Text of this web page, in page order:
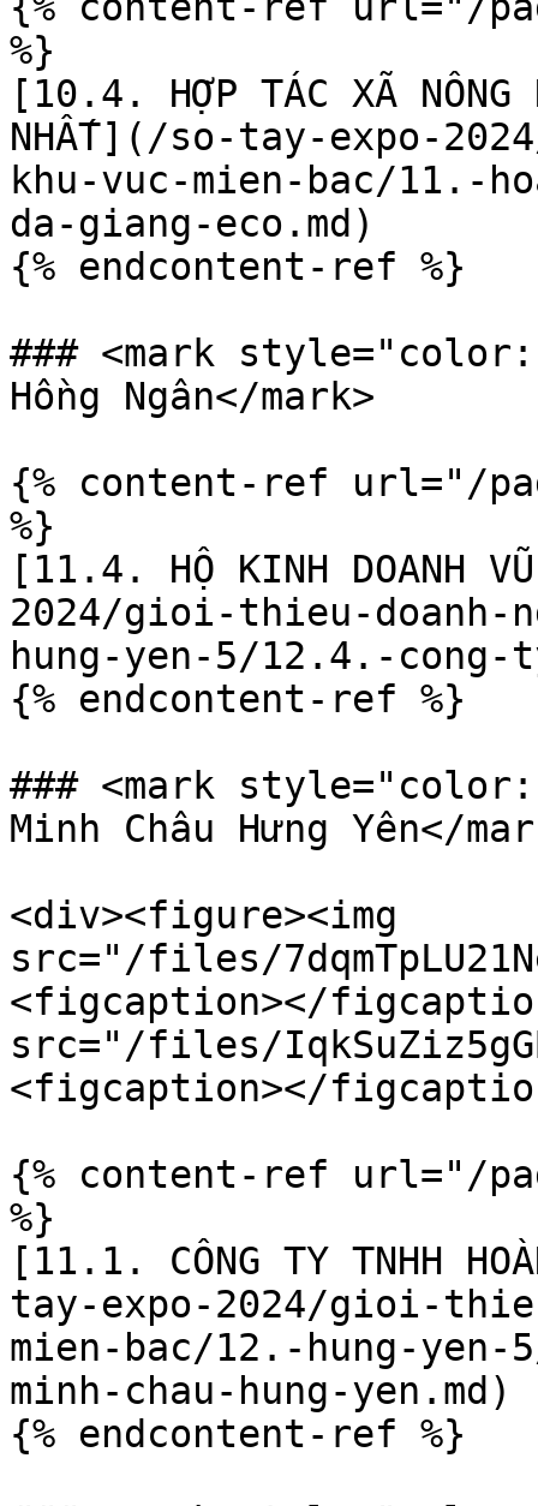
%}
[10.4. HỢP TÁC XÃ NÔNG
NHẤT](/so-tay-expo-
khu-vuc-mien-bac/11.-
da-giang-eco.md)
{% endcontent-ref %}
### <mark
Hồng Ngân</mark>
{% content-ref url="/
%}
[11.4. HỘ KINH DOANH
2024/gioi-thieu-doanh-
hung-yen-5/12.4.-cong-
{% endcontent-ref %}
### <mark
Minh Châu Hưng Yên</
<div><figure><img
src="/files/
<figcaption></
src="/files/
<figcaption></
{% content-ref url="/
%}
[11.1. CÔNG TY TNHH
tay-expo-2024/gioi-
mien-bac/12.-hung-
minh-chau-hung-yen.md)
{% endcontent-ref %}